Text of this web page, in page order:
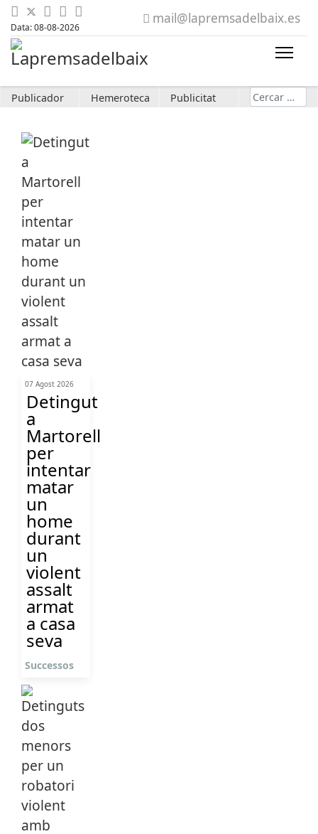
Data: 08-08-2026
mail@lapremsadelbaix.es
Publicador Hemeroteca Publicitat Cerca
07 Agost 2026
Detingut
a
Martorell
per
intentar
matar
un
home
durant
un
violent
assalt
armat
a casa
seva
Successos